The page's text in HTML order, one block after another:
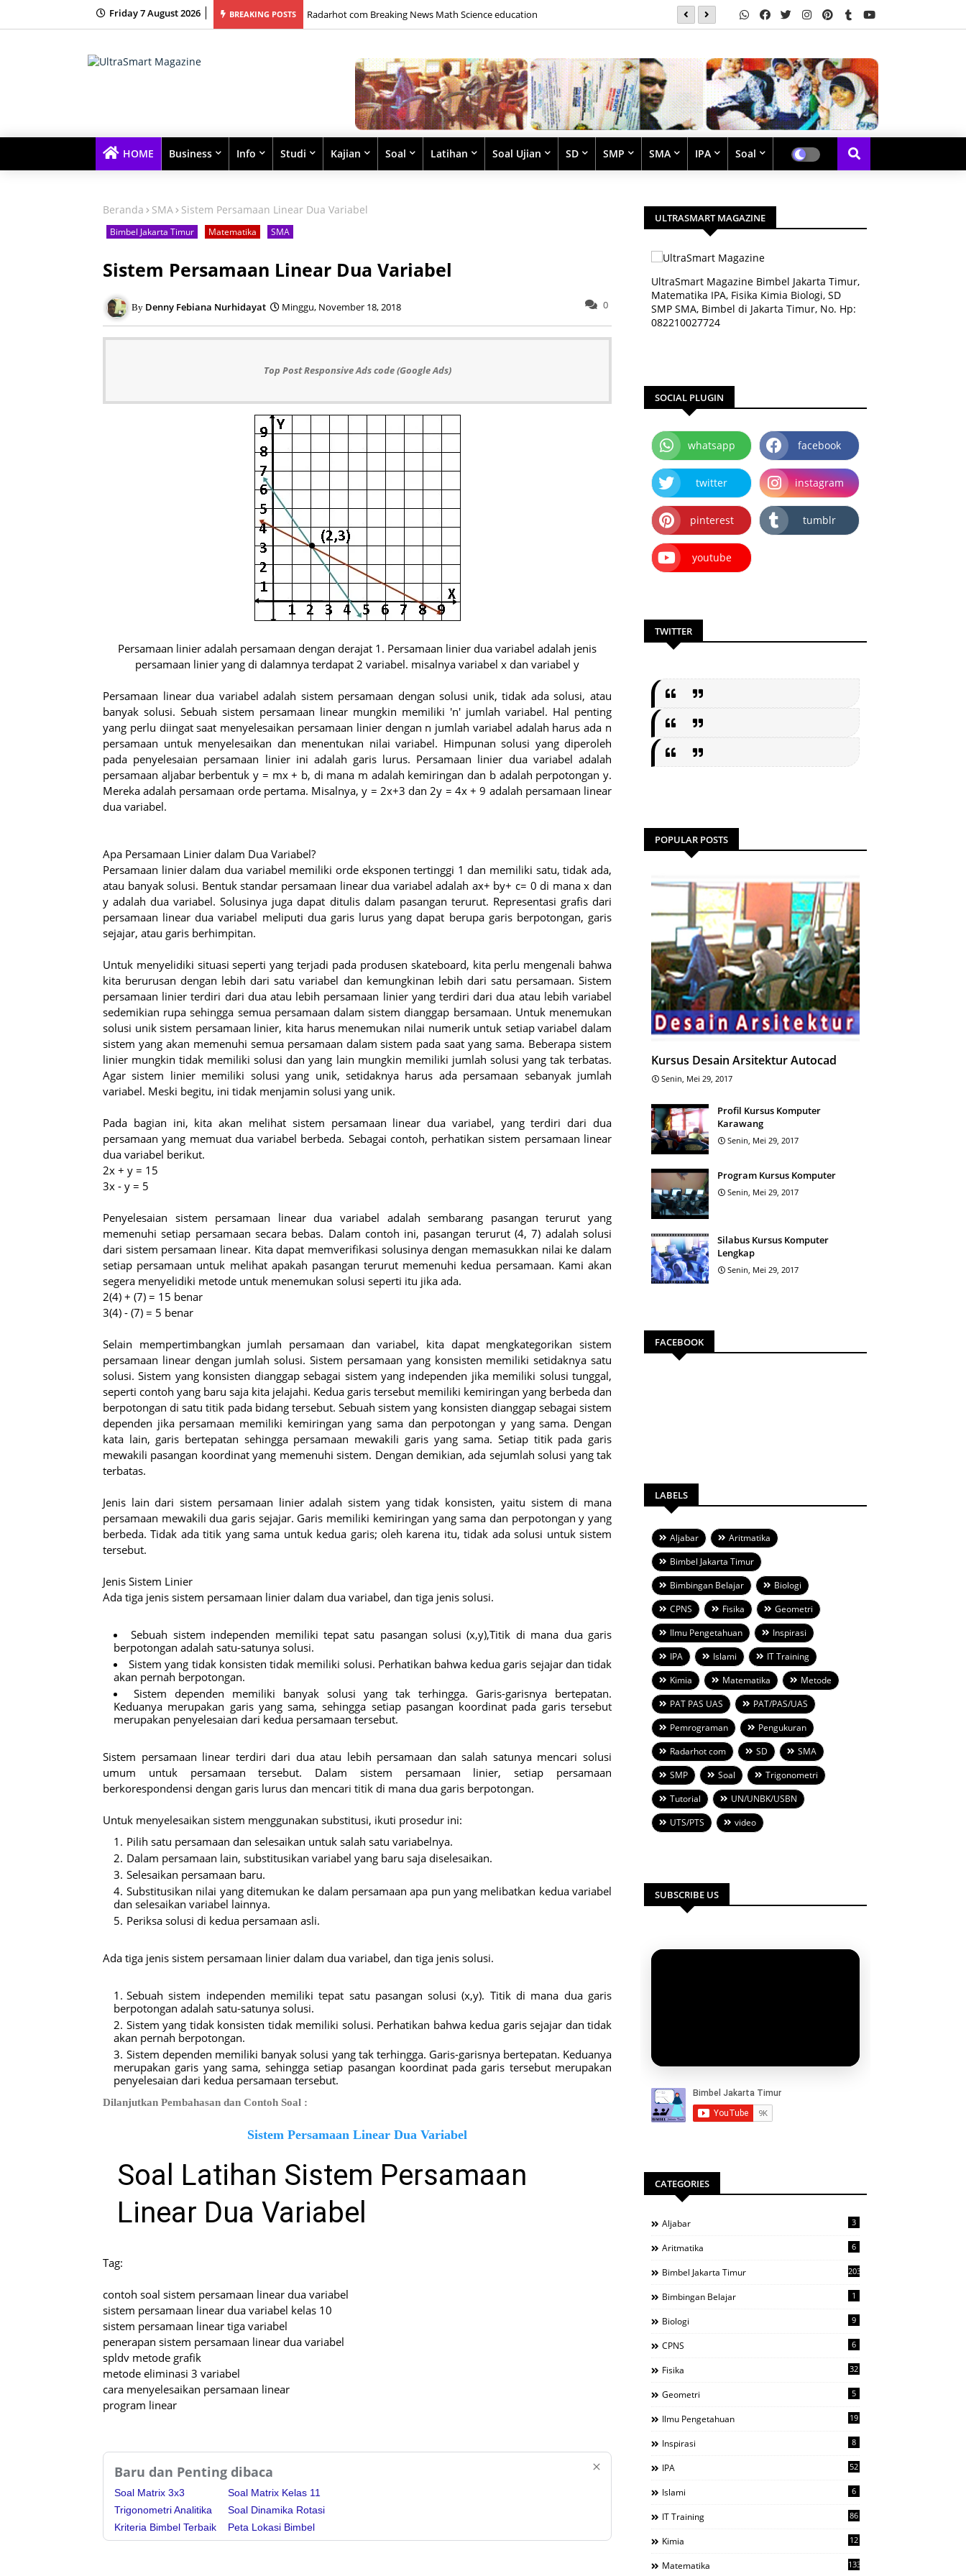
Friday 7 August 2026 BREAKING POSTS
Belajar Terbaik dengan Kelas Kecil dan Fokus Tinggi Radarhot com Breaking News Math Science education Soal Latihan Perpangkatan dan Bentuk Akar
HOME Business Info Studi Kajian Soal Latihan Soal Ujian SD SMP SMA IPA Soal
Beranda SMA Sistem Persamaan Linear Dua Variabel
Bimbel Jakarta Timur Matematika SMA
Sistem Persamaan Linear Dua Variabel
Denny Febiana Nurhidayat Minggu, November 18, 2018 0
Top Post Responsive Ads code (Google Ads)
Persamaan linier adalah persamaan dengan derajat 1. Persamaan linier dua variabel adalah jenis
persamaan linier yang di dalamnya terdapat 2 variabel. misalnya variabel x dan variabel y
Persamaan linear dua variabel adalah sistem persamaan dengan solusi unik, tidak ada solusi, atau
banyak solusi. Sebuah sistem persamaan linear mungkin memiliki 'n' jumlah variabel. Hal penting
yang perlu diingat saat menyelesaikan persamaan linier dengan n jumlah variabel adalah harus ada n
persamaan untuk menyelesaikan dan menentukan nilai variabel. Himpunan solusi yang diperoleh
pada penyelesaian persamaan linier ini adalah garis lurus. Persamaan linier dua variabel adalah
persamaan aljabar berbentuk y = mx + b, di mana m adalah kemiringan dan b adalah perpotongan y.
Mereka adalah persamaan orde pertama. Misalnya, y = 2x+3 dan 2y = 4x + 9 adalah persamaan linear
dua variabel.
Apa Persamaan Linier dalam Dua Variabel?
Persamaan linier dalam dua variabel memiliki orde eksponen tertinggi 1 dan memiliki satu, tidak ada,
atau banyak solusi. Bentuk standar persamaan linear dua variabel adalah ax+ by+ c= 0 di mana x dan
y adalah dua variabel. Solusinya juga dapat ditulis dalam pasangan terurut. Representasi grafis dari
persamaan linear dua variabel meliputi dua garis lurus yang dapat berupa garis berpotongan, garis
sejajar, atau garis berhimpitan.
Untuk menyelidiki situasi seperti yang terjadi pada produsen skateboard, kita perlu mengenali bahwa
kita berurusan dengan lebih dari satu variabel dan kemungkinan lebih dari satu persamaan. Sistem
persamaan linier terdiri dari dua atau lebih persamaan linier yang terdiri dari dua atau lebih variabel
sedemikian rupa sehingga semua persamaan dalam sistem dianggap bersamaan. Untuk menemukan
solusi unik sistem persamaan linier, kita harus menemukan nilai numerik untuk setiap variabel dalam
sistem yang akan memenuhi semua persamaan dalam sistem pada saat yang sama. Beberapa sistem
linier mungkin tidak memiliki solusi dan yang lain mungkin memiliki jumlah solusi yang tak terbatas.
Agar sistem linier memiliki solusi yang unik, setidaknya harus ada persamaan sebanyak jumlah
variabel. Meski begitu, ini tidak menjamin solusi yang unik.
Pada bagian ini, kita akan melihat sistem persamaan linear dua variabel, yang terdiri dari dua
persamaan yang memuat dua variabel berbeda. Sebagai contoh, perhatikan sistem persamaan linear
dua variabel berikut.
2x + y = 15
3x - y = 5
Penyelesaian sistem persamaan linear dua variabel adalah sembarang pasangan terurut yang
memenuhi setiap persamaan secara bebas. Dalam contoh ini, pasangan terurut (4, 7) adalah solusi
dari sistem persamaan linear. Kita dapat memverifikasi solusinya dengan memasukkan nilai ke dalam
setiap persamaan untuk melihat apakah pasangan terurut memenuhi kedua persamaan. Kami akan
segera menyelidiki metode untuk menemukan solusi seperti itu jika ada.
2(4) + (7) = 15 benar
3(4) - (7) = 5 benar
Selain mempertimbangkan jumlah persamaan dan variabel, kita dapat mengkategorikan sistem
persamaan linear dengan jumlah solusi. Sistem persamaan yang konsisten memiliki setidaknya satu
solusi. Sistem yang konsisten dianggap sebagai sistem yang independen jika memiliki solusi tunggal,
seperti contoh yang baru saja kita jelajahi. Kedua garis tersebut memiliki kemiringan yang berbeda dan
berpotongan di satu titik pada bidang tersebut. Sebuah sistem yang konsisten dianggap sebagai sistem
dependen jika persamaan memiliki kemiringan yang sama dan perpotongan y yang sama. Dengan
kata lain, garis bertepatan sehingga persamaan mewakili garis yang sama. Setiap titik pada garis
mewakili pasangan koordinat yang memenuhi sistem. Dengan demikian, ada sejumlah solusi yang tak
terbatas.
Jenis lain dari sistem persamaan linier adalah sistem yang tidak konsisten, yaitu sistem di mana
persamaan mewakili dua garis sejajar. Garis memiliki kemiringan yang sama dan perpotongan y yang
berbeda. Tidak ada titik yang sama untuk kedua garis; oleh karena itu, tidak ada solusi untuk sistem
tersebut.
Jenis Sistem Linier
Ada tiga jenis sistem persamaan linier dalam dua variabel, dan tiga jenis solusi.
Sebuah sistem independen memiliki tepat satu pasangan solusi (x,y),Titik di mana dua garis
berpotongan adalah satu-satunya solusi.
Sistem yang tidak konsisten tidak memiliki solusi. Perhatikan bahwa kedua garis sejajar dan tidak
akan pernah berpotongan.
Sistem dependen memiliki banyak solusi yang tak terhingga. Garis-garisnya bertepatan.
Keduanya merupakan garis yang sama, sehingga setiap pasangan koordinat pada garis tersebut
merupakan penyelesaian dari kedua persamaan tersebut.
Sistem persamaan linear terdiri dari dua atau lebih persamaan dan salah satunya mencari solusi
umum untuk persamaan tersebut. Dalam sistem persamaan linier, setiap persamaan
berkorespondensi dengan garis lurus dan mencari titik di mana dua garis berpotongan.
Untuk menyelesaikan sistem menggunakan substitusi, ikuti prosedur ini:
Pilih satu persamaan dan selesaikan untuk salah satu variabelnya.
Dalam persamaan lain, substitusikan variabel yang baru saja diselesaikan.
Selesaikan persamaan baru.
Substitusikan nilai yang ditemukan ke dalam persamaan apa pun yang melibatkan kedua variabel
dan selesaikan variabel lainnya.
Periksa solusi di kedua persamaan asli.
Ada tiga jenis sistem persamaan linier dalam dua variabel, dan tiga jenis solusi.
Sebuah sistem independen memiliki tepat satu pasangan solusi (x,y). Titik di mana dua garis
berpotongan adalah satu-satunya solusi.
Sistem yang tidak konsisten tidak memiliki solusi. Perhatikan bahwa kedua garis sejajar dan tidak
akan pernah berpotongan.
Sistem dependen memiliki banyak solusi yang tak terhingga. Garis-garisnya bertepatan. Keduanya
merupakan garis yang sama, sehingga setiap pasangan koordinat pada garis tersebut merupakan
penyelesaian dari kedua persamaan tersebut.
Dilanjutkan Pembahasan dan Contoh Soal :
Sistem Persamaan Linear Dua Variabel
Soal Latihan Sistem Persamaan
Linear Dua Variabel
Tag:
contoh soal sistem persamaan linear dua variabel
sistem persamaan linear dua variabel kelas 10
sistem persamaan linear tiga variabel
penerapan sistem persamaan linear dua variabel
spldv metode grafik
metode eliminasi 3 variabel
cara menyelesaikan persamaan linear
program linear
Baru dan Penting dibaca
Soal Matrix 3x3
Trigonometri Analitika
Kriteria Bimbel Terbaik
Soal Matrix Kelas 11
Soal Dinamika Rotasi
Peta Lokasi Bimbel
ULTRASMART MAGAZINE
UltraSmart Magazine Bimbel Jakarta Timur,
Matematika IPA, Fisika Kimia Biologi, SD
SMP SMA, Bimbel di Jakarta Timur, No. Hp:
082210027724
SOCIAL PLUGIN
whatsapp facebook
twitter instagram
pinterest tumblr
youtube
TWITTER
POPULAR POSTS
Kursus Desain Arsitektur Autocad
Senin, Mei 29, 2017
Profil Kursus Komputer
Karawang
Senin, Mei 29, 2017
Program Kursus Komputer
Senin, Mei 29, 2017
Silabus Kursus Komputer
Lengkap
Senin, Mei 29, 2017
FACEBOOK
LABELS
Aljabar
Aritmatika
Bimbel Jakarta Timur
Bimbingan Belajar
Biologi
CPNS
Fisika
Geometri
Ilmu Pengetahuan
Inspirasi
IPA
Islami
IT Training
Kimia
Matematika
Metode
PAT PAS UAS
PAT/PAS/UAS
Pemrograman
Pengukuran
Radarhot com
SD
SMA
SMP
Soal
Trigonometri
Tutorial
UN/UNBK/USBN
UTS/PTS
video
SUBSCRIBE US
CATEGORIES
Aljabar 3
Aritmatika 6
Bimbel Jakarta Timur 203
Bimbingan Belajar 1
Biologi 9
CPNS 6
Fisika 32
Geometri 5
Ilmu Pengetahuan 19
Inspirasi 8
IPA 52
Islami 6
IT Training 86
Kimia 12
Matematika 133